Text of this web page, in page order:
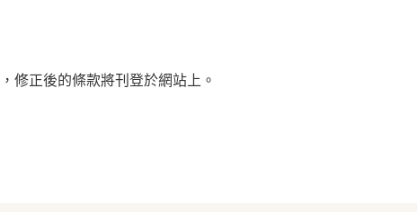
修正後的條款將刊登於網站上。